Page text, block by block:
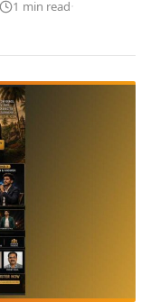
1 min read·